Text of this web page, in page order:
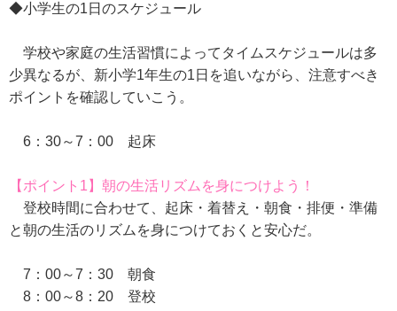
◆小学生の1日のスケジュール
学校や家庭の生活習慣によってタイムスケジュールは多
少異なるが、新小学1年生の1日を追いながら、注意すべき
ポイントを確認していこう。
6：30～7：00 起床
【ポイント1】朝の生活リズムを身につけよう！
登校時間に合わせて、起床・着替え・朝食・排便・準備
と朝の生活のリズムを身につけておくと安心だ。
7：00～7：30 朝食
8：00～8：20 登校